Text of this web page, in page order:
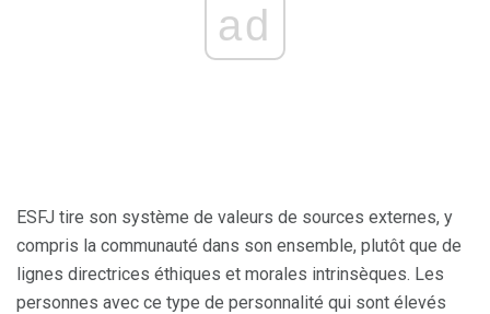
ad
ESFJ tire son système de valeurs de sources externes, y
compris la communauté dans son ensemble, plutôt que de
lignes directrices éthiques et morales intrinsèques. Les
personnes avec ce type de personnalité qui sont élevés